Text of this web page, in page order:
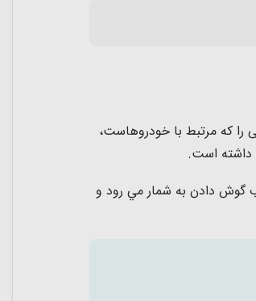
را كه مرتبط با خودروهاست،
داشته است.
گوش دادن به شمار مي رود و